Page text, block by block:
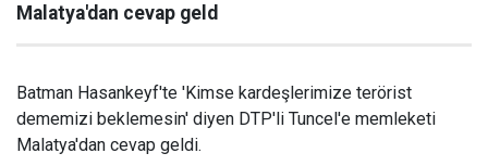
Malatya'dan cevap geld
Batman Hasankeyf'te 'Kimse kardeşlerimize terörist
dememizi beklemesin' diyen DTP'li Tuncel'e memleketi
Malatya'dan cevap geldi.